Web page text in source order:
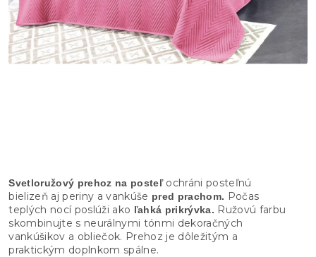
Svetloružový prehoz na posteľochráni posteľnú
bielizeň aj periny a vankúše pred prachom. Počas
teplých nocí poslúži ako ľahká prikrývka. Ružovú farbu
skombinujte s neurálnymi tónmi dekoračných
vankúšikov a obliečok. Prehoz je dôležitým a
praktickým doplnkom spálne.